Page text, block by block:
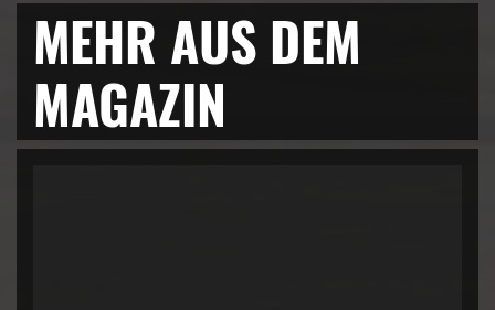
MEHR AUS DEM
MAGAZIN